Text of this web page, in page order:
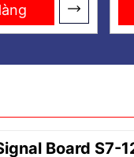
Board S7-